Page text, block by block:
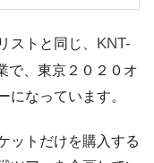
ストと同じ、 KNT-
で、東京２０２０オ
になっています。
ットだけを購入する